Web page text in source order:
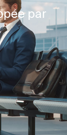
par